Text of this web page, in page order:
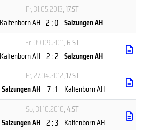
Fr, 31.05.2013, 17.ST
Kaltenborn AH 2 : 0 Salzungen AH
Fr, 09.09.2011, 6.ST
Kaltenborn AH 2 : 2 Salzungen AH
Fr, 27.04.2012, 17.ST
Salzungen AH 7 : 1 Kaltenborn AH
So, 31.10.2010, 4.ST
Salzungen AH 2 : 3 Kaltenborn AH